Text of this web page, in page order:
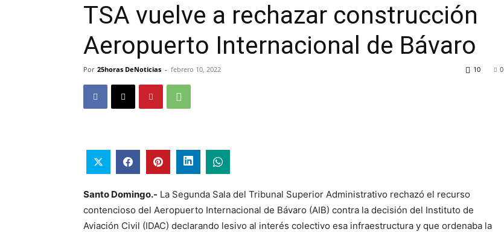
TSA vuelve a rechazar construcción
Aeropuerto Internacional de Bávaro
Por 25horas DeNoticias - febrero 10, 2022 0
10
Santo Domingo.- La Segunda Sala del Tribunal Superior Administrativo rechazó el recurso
contencioso del Aeropuerto Internacional de Bávaro (AIB) contra la decisión del Instituto de
Aviación Civil (IDAC) declarando lesivo al interés colectivo esa infraestructura y que ordenaba la